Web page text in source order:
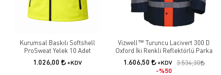
Kurumsal Baskılı Softshell
ProSweat Yelek 10 Adet
1.026,00 +KDV
Vizwell™ Turuncu Lacivert 300 D
Oxford İki Renkli Reflektörlü Parka
1.606,50 +KDV
3.534,30
%50